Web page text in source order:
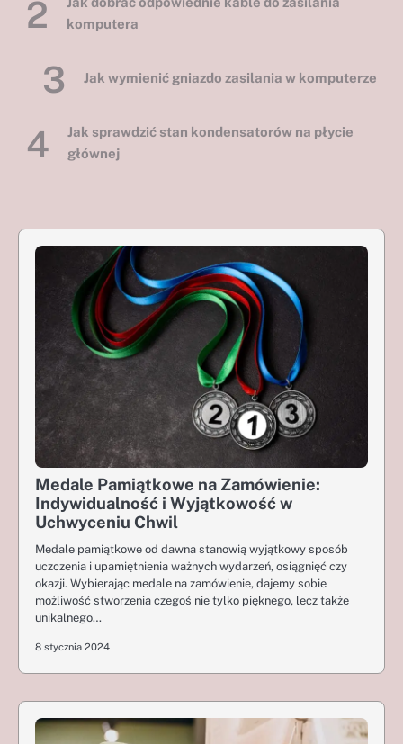
komputera
2
Jak wymienić gniazdo zasilania w komputerze
3
Jak sprawdzić stan kondensatorów na płycie
głównej
4
Jak zdiagnozować awarię po zalaniu
1
Jak dobrać odpowiednie kable do zasilania
komputera
2
Jak wymienić gniazdo zasilania w komputerze
3
Jak sprawdzić stan kondensatorów na płycie
głównej
4
Jak przywrócić działanie touchpada w laptopie
5
Medale Pamiątkowe na Zamówienie:
Indywidualność i Wyjątkowość w
Uchwyceniu Chwil
Medale pamiątkowe od dawna stanowią wyjątkowy sposób
uczczenia i upamiętnienia ważnych wydarzeń, osiągnięć czy
okazji. Wybierając medale na zamówienie, dajemy sobie
możliwość stworzenia czegoś nie tylko pięknego, lecz także
unikalnego…
8 stycznia 2024